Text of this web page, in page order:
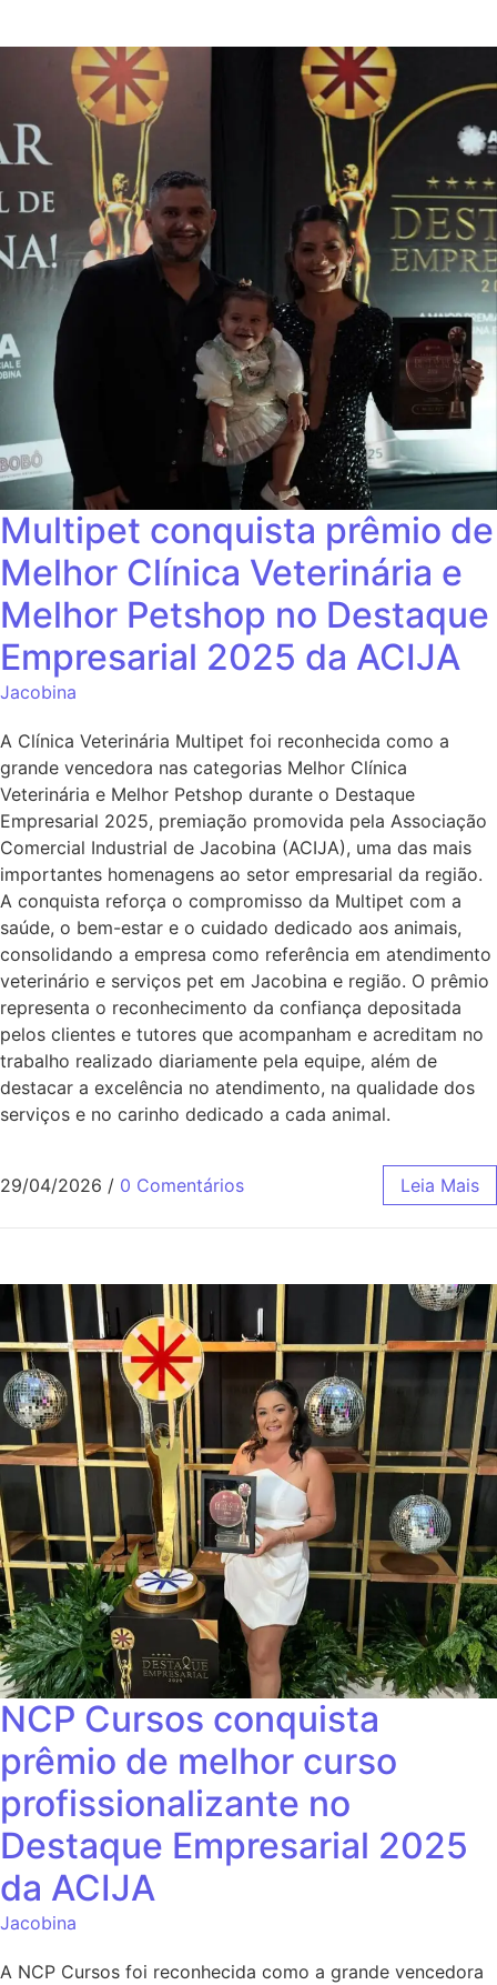
Multipet conquista prêmio de
Melhor Clínica Veterinária e
Melhor Petshop no Destaque
Empresarial 2025 da ACIJA
Jacobina
A Clínica Veterinária Multipet foi reconhecida como a
grande vencedora nas categorias Melhor Clínica
Veterinária e Melhor Petshop durante o Destaque
Empresarial 2025, premiação promovida pela Associação
Comercial Industrial de Jacobina (ACIJA), uma das mais
importantes homenagens ao setor empresarial da região.
A conquista reforça o compromisso da Multipet com a
saúde, o bem-estar e o cuidado dedicado aos animais,
consolidando a empresa como referência em atendimento
veterinário e serviços pet em Jacobina e região. O prêmio
representa o reconhecimento da confiança depositada
pelos clientes e tutores que acompanham e acreditam no
trabalho realizado diariamente pela equipe, além de
destacar a excelência no atendimento, na qualidade dos
serviços e no carinho dedicado a cada animal.
29/04/2026 / 0 Comentários Leia Mais
NCP Cursos conquista
prêmio de melhor curso
profissionalizante no
Destaque Empresarial 2025
da ACIJA
Jacobina
A NCP Cursos foi reconhecida como a grande vencedora